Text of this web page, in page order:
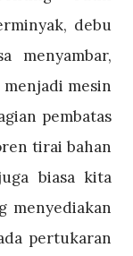
debu
menyambar,
mesin
pembatas
tirai bahan
biasa kita
menyediakan
pertukaran